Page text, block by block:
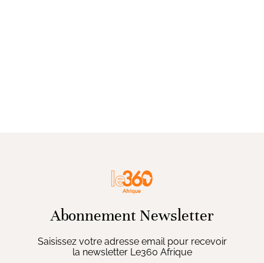
Abonnement Newsletter
Saisissez votre adresse email pour recevoir
la newsletter Le360 Afrique